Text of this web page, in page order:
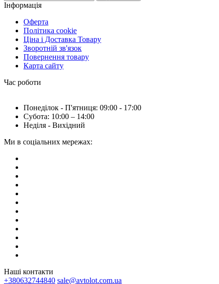
Інформація
Оферта
Політика cookie
Ціна і Доставка Товару
Зворотній зв'язок
Повернення товару
Карта сайту
Час роботи
Понеділок - П'ятниця: 09:00 - 17:00
Субота: 10:00 – 14:00
Неділя - Вихідний
Ми в соціальних мережах:
Наші контакти
+380632744840 sale@avtolot.com.ua